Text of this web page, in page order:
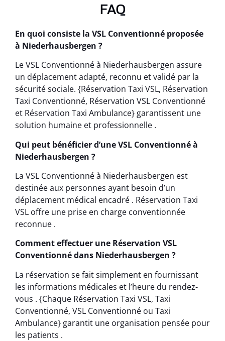
FAQ
En quoi consiste la VSL Conventionné proposée
à Niederhausbergen ?
Le VSL Conventionné à Niederhausbergen assure
un déplacement adapté, reconnu et validé par la
sécurité sociale. {Réservation Taxi VSL, Réservation
Taxi Conventionné, Réservation VSL Conventionné
et Réservation Taxi Ambulance} garantissent une
solution humaine et professionnelle .
Qui peut bénéficier d’une VSL Conventionné à
Niederhausbergen ?
La VSL Conventionné à Niederhausbergen est
destinée aux personnes ayant besoin d’un
déplacement médical encadré . Réservation Taxi
VSL offre une prise en charge conventionnée
reconnue .
Comment effectuer une Réservation VSL
Conventionné dans Niederhausbergen ?
La réservation se fait simplement en fournissant
les informations médicales et l’heure du rendez-
vous . {Chaque Réservation Taxi VSL, Taxi
Conventionné, VSL Conventionné ou Taxi
Ambulance} garantit une organisation pensée pour
les patients .